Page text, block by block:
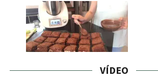
VÍDEO